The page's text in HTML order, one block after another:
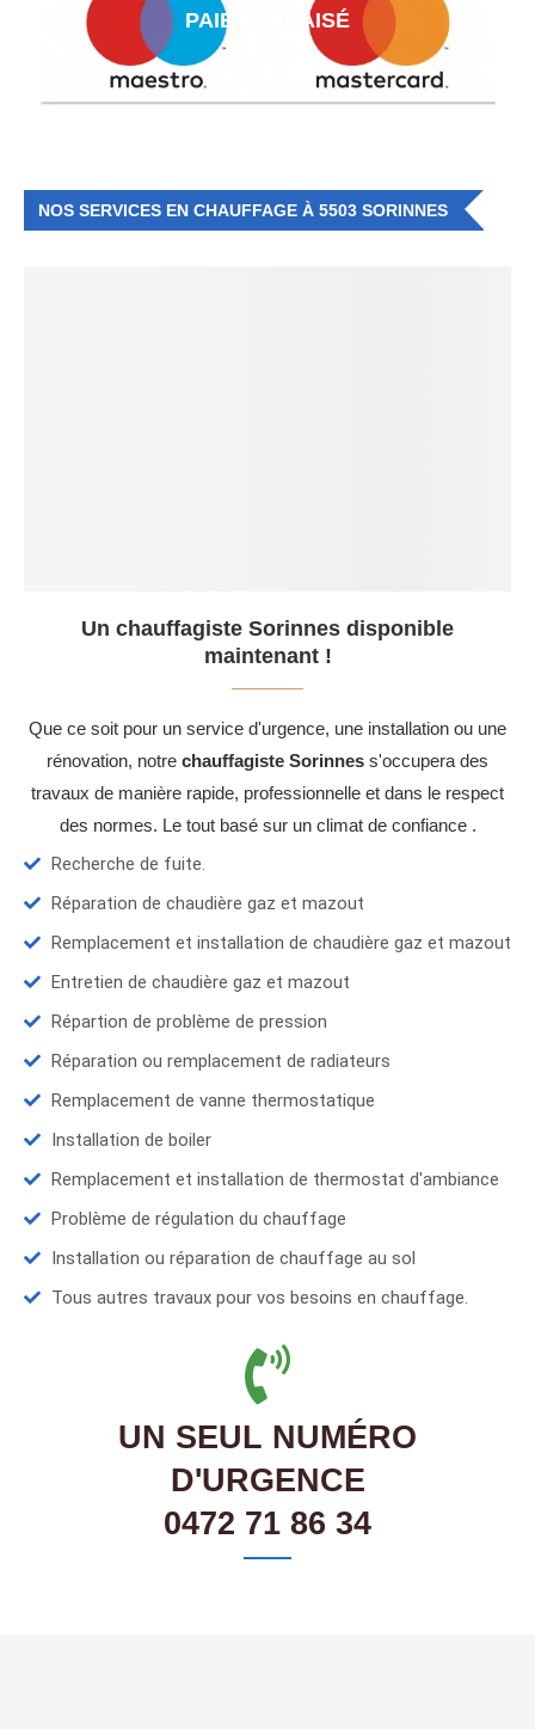
PAIEMENT AISÉ
NOS SERVICES EN CHAUFFAGE À 5503 SORINNES
Un chauffagiste Sorinnes disponible
maintenant !
Que ce soit pour un service d'urgence, une installation ou une
rénovation, notre chauffagiste Sorinnes s'occupera des
travaux de manière rapide, professionnelle et dans le respect
des normes. Le tout basé sur un climat de confiance .
Recherche de fuite.
Réparation de chaudière gaz et mazout
Remplacement et installation de chaudière gaz et mazout
Entretien de chaudière gaz et mazout
Répartion de problème de pression
Réparation ou remplacement de radiateurs
Remplacement de vanne thermostatique
Installation de boiler
Remplacement et installation de thermostat d'ambiance
Problème de régulation du chauffage
Installation ou réparation de chauffage au sol
Tous autres travaux pour vos besoins en chauffage.
UN SEUL NUMÉRO
D'URGENCE
0472 71 86 34